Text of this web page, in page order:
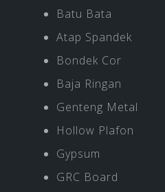
Batu Bata
Atap Spandek
Bondek Cor
Baja Ringan
Genteng Metal
Hollow Plafon
Gypsum
GRC Board